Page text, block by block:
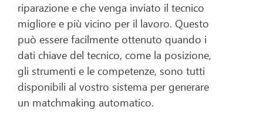
riparazione e che venga inviato il tecnico
migliore e più vicino per il lavoro. Questo
può essere facilmente ottenuto quando i
dati chiave del tecnico, come la posizione,
gli strumenti e le competenze, sono tutti
disponibili al vostro sistema per generare
un matchmaking automatico.